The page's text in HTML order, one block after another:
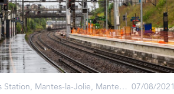
Mantes Station, Mantes-la-Jolie, Mantes-la-Ville 07/08/2021